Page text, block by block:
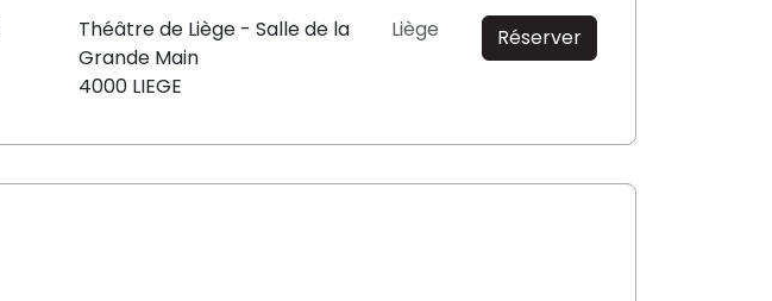
Théâtre de Liège - Salle de la
Grande Main
4000 LIEGE
Liège Réserver